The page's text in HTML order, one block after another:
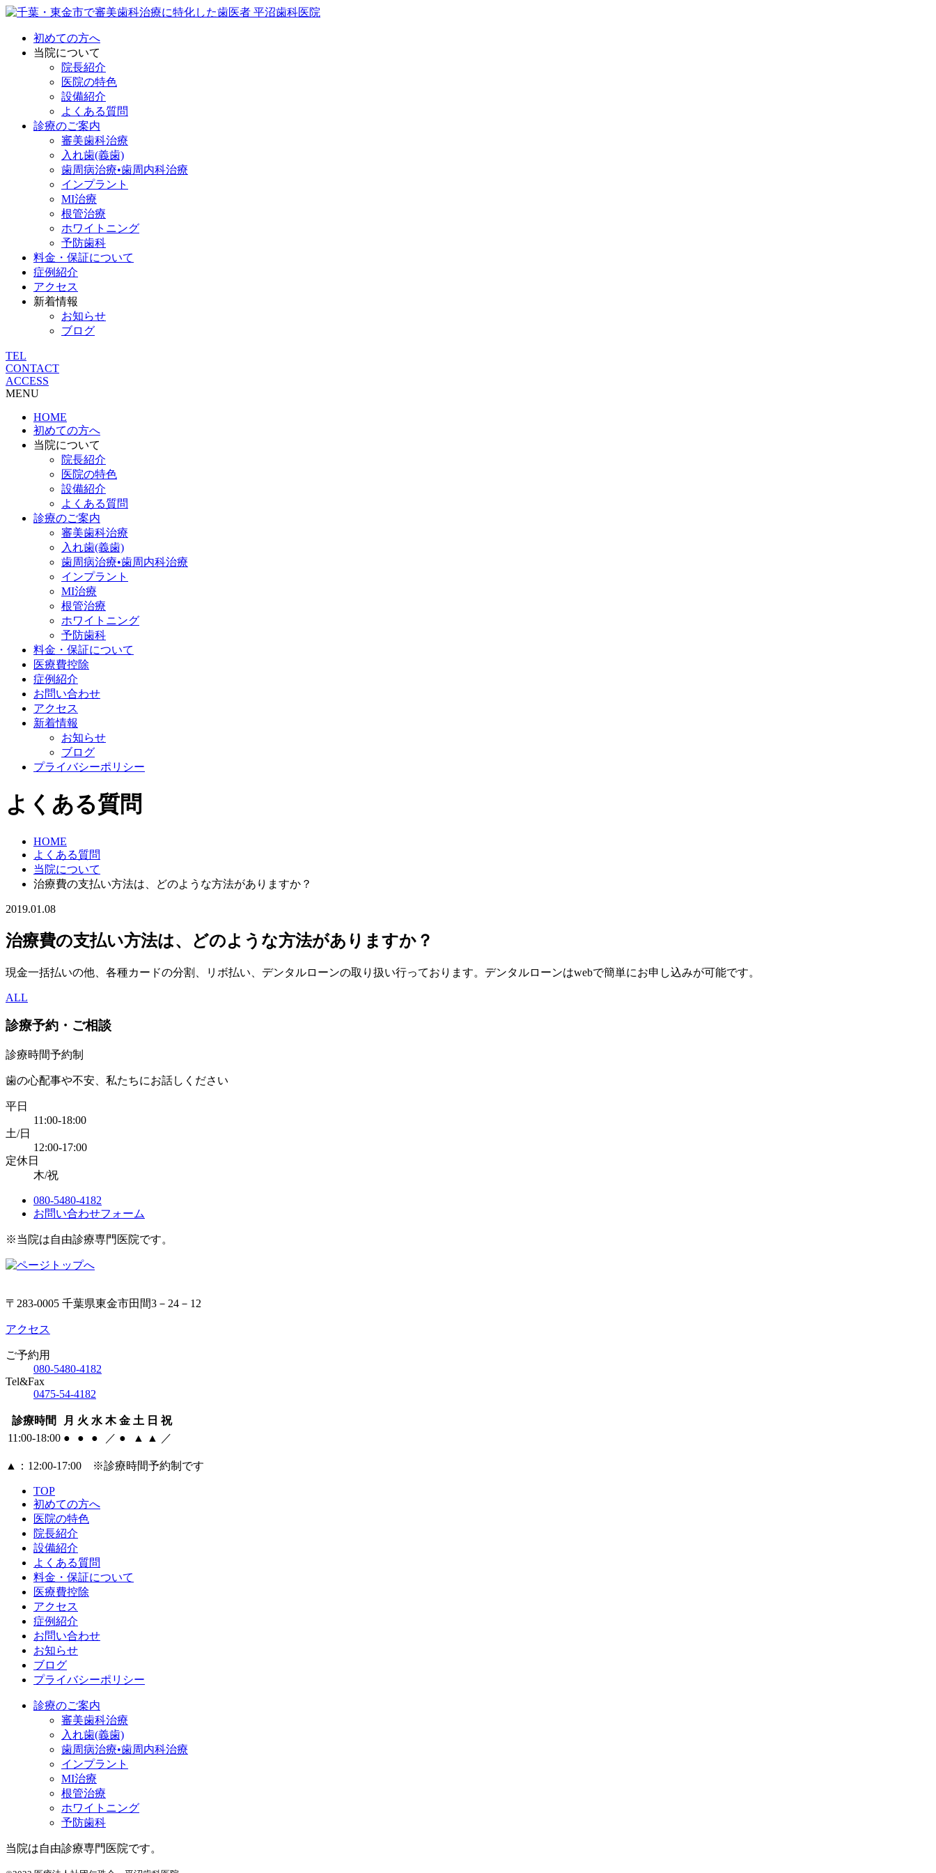
初めての方へ
当院について
院長紹介
医院の特色
設備紹介
よくある質問
診療のご案内
審美歯科治療
入れ歯(義歯)
歯周病治療•歯周内科治療
インプラント
MI治療
根管治療
ホワイトニング
予防歯科
料金・保証について
症例紹介
アクセス
新着情報
お知らせ
ブログ
TEL
CONTACT
ACCESS
MENU
HOME
初めての方へ
当院について
院長紹介
医院の特色
設備紹介
よくある質問
診療のご案内
審美歯科治療
入れ歯(義歯)
歯周病治療•歯周内科治療
インプラント
MI治療
根管治療
ホワイトニング
予防歯科
料金・保証について
医療費控除
症例紹介
お問い合わせ
アクセス
新着情報
お知らせ
ブログ
プライバシーポリシー
よくある質問
HOME
よくある質問
当院について
治療費の支払い方法は、どのような方法がありますか？
2019.01.08
治療費の支払い方法は、どのような方法がありますか？
現金一括払いの他、各種カードの分割、リボ払い、デンタルローンの取り扱い行っております。デンタルローンはwebで簡単にお申し込みが可能です。
ALL
診療予約・ご相談
診療時間予約制
歯の心配事や不安、私たちにお話しください
平日
11:00-18:00
土/日
12:00-17:00
定休日
木/祝
080-5480-4182
お問い合わせフォーム
※当院は自由診療専門医院です。
〒283-0005 千葉県東金市田間3－24－12
アクセス
ご予約用
080-5480-4182
Tel&Fax
0475-54-4182
診療時間 月 火 水 木 金 土 日 祝
11:00-18:00 ● ● ● ／ ● ▲ ▲ ／
▲ ：12:00‐17:00 ※診療時間予約制です
TOP
初めての方へ
医院の特色
院長紹介
設備紹介
よくある質問
料金・保証について
医療費控除
アクセス
症例紹介
お問い合わせ
お知らせ
ブログ
プライバシーポリシー
診療のご案内
審美歯科治療
入れ歯(義歯)
歯周病治療•歯周内科治療
インプラント
MI治療
根管治療
ホワイトニング
予防歯科
当院は自由診療専門医院です。